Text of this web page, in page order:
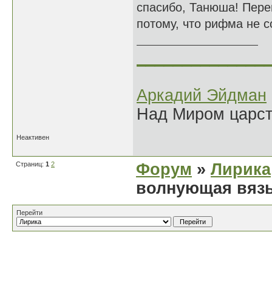
спасибо, Танюша!
потому, что рифма не
Аркадий Эйдман
Над Миром
Неактивен
Страниц: 1 2 Форум » Лирика
волнующая
Перейти